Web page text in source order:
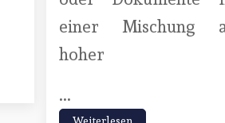
einer Mischung
hoher
...